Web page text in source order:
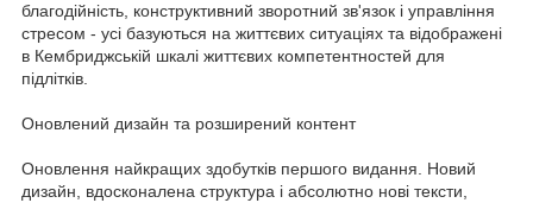
благодійність, конструктивний зворотний зв'язок і управління
стресом - усі базуються на життєвих ситуаціях та відображені
в Кембриджській шкалі життєвих компетентностей для
підлітків.
Оновлений дизайн та розширений контент
Оновлення найкращих здобутків першого видання. Новий
дизайн, вдосконалена структура і абсолютно нові тексти,